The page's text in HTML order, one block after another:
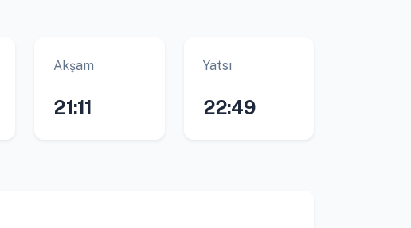
Akşam
21:11
Yatsı
22:49